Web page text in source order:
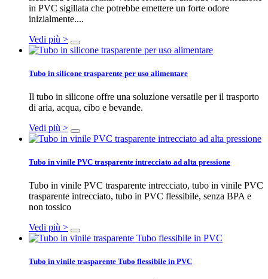
in PVC sigillata che potrebbe emettere un forte odore
inizialmente....
Vedi più >
Tubo in silicone trasparente per uso alimentare
Il tubo in silicone offre una soluzione versatile per il trasporto
di aria, acqua, cibo e bevande.
Vedi più >
Tubo in vinile PVC trasparente intrecciato ad alta pressione
Tubo in vinile PVC trasparente intrecciato, tubo in vinile PVC
trasparente intrecciato, tubo in PVC flessibile, senza BPA e
non tossico
Vedi più >
Tubo in vinile trasparente Tubo flessibile in PVC